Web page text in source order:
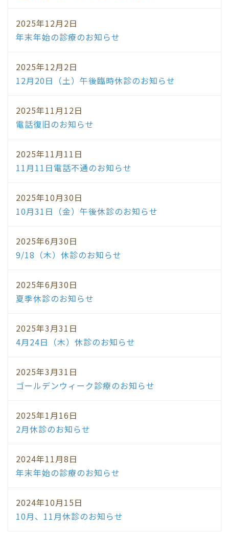
2025年12月2日
年末年始の診療のお知らせ
2025年12月2日
12月20日（土）午後臨時休診のお知らせ
2025年11月12日
電話復旧のお知らせ
2025年11月11日
11月11日電話不通のお知らせ
2025年10月30日
10月31日（金）午後休診のお知らせ
2025年6月30日
9/18（木）休診のお知らせ
2025年6月30日
夏季休診のお知らせ
2025年3月31日
4月24日（木）休診のお知らせ
2025年3月31日
ゴールデンウィーク診療のお知らせ
2025年1月16日
2月休診のお知らせ
2024年11月8日
年末年始の診療のお知らせ
2024年10月15日
10月、11月休診のお知らせ